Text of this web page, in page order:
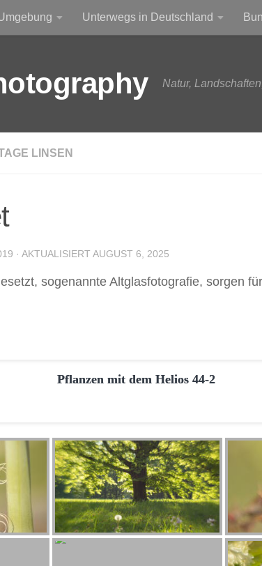
Unterwegs in Deutschland
Natur,
LINSEN
· AKTUALISIERT AUGUST 6, 2025
sogenannte Altglasfotografie, sorgen
Pflanzen mit dem Helios 44-2